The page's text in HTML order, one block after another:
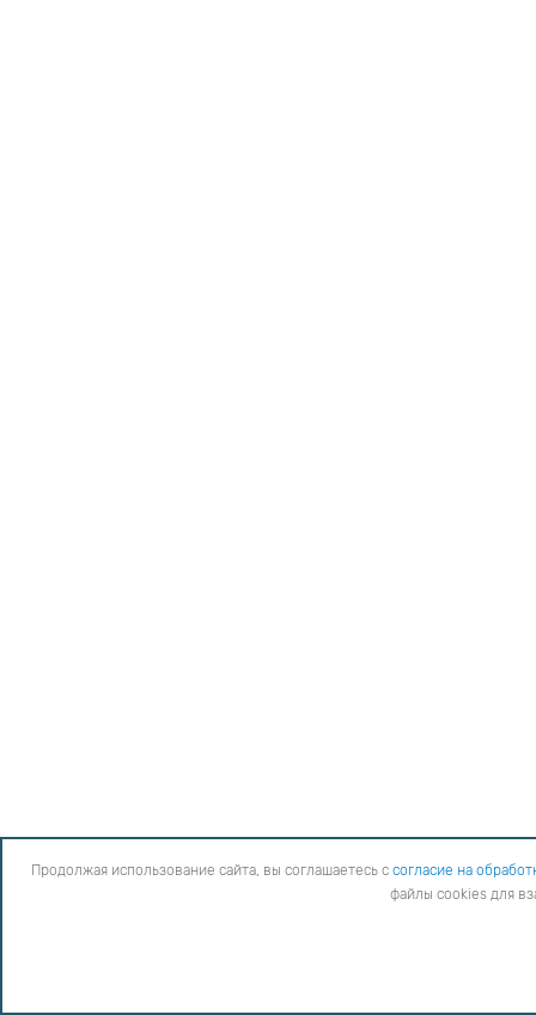
Продолжая использование сайта, вы соглашаетесь с согласие на
файлы cookies для